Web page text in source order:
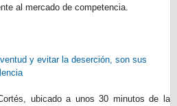
al mercado de competencia.
y evitar la deserción, son sus
ubicado a unos 30 minutos de la